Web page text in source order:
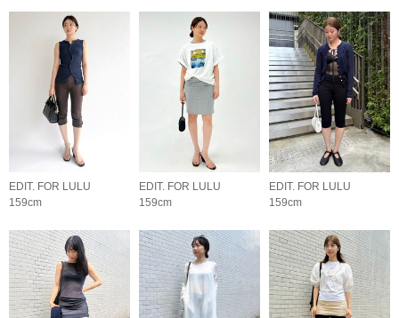
EDIT. FOR LULU
159cm
EDIT. FOR LULU
159cm
EDIT. FOR LULU
159cm